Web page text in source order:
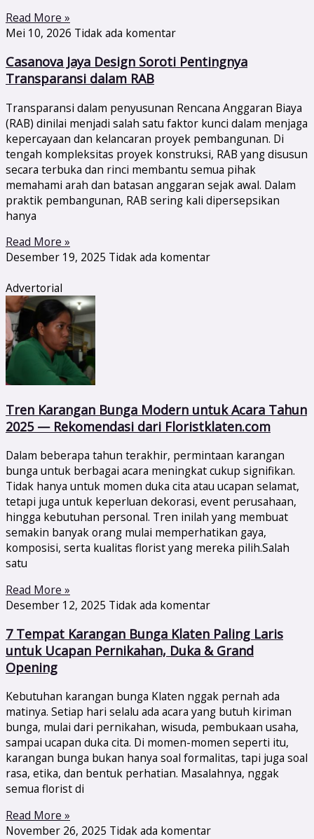
Read More »
Mei 10, 2026 Tidak ada komentar
Casanova Jaya Design Soroti Pentingnya
Transparansi dalam RAB
Transparansi dalam penyusunan Rencana Anggaran Biaya
(RAB) dinilai menjadi salah satu faktor kunci dalam menjaga
kepercayaan dan kelancaran proyek pembangunan. Di
tengah kompleksitas proyek konstruksi, RAB yang disusun
secara terbuka dan rinci membantu semua pihak
memahami arah dan batasan anggaran sejak awal. Dalam
praktik pembangunan, RAB sering kali dipersepsikan
hanya
Read More »
Desember 19, 2025 Tidak ada komentar
Advertorial
Tren Karangan Bunga Modern untuk Acara Tahun
2025 — Rekomendasi dari Floristklaten.com
Dalam beberapa tahun terakhir, permintaan karangan
bunga untuk berbagai acara meningkat cukup signifikan.
Tidak hanya untuk momen duka cita atau ucapan selamat,
tetapi juga untuk keperluan dekorasi, event perusahaan,
hingga kebutuhan personal. Tren inilah yang membuat
semakin banyak orang mulai memperhatikan gaya,
komposisi, serta kualitas florist yang mereka pilih.Salah
satu
Read More »
Desember 12, 2025 Tidak ada komentar
7 Tempat Karangan Bunga Klaten Paling Laris
untuk Ucapan Pernikahan, Duka & Grand
Opening
Kebutuhan karangan bunga Klaten nggak pernah ada
matinya. Setiap hari selalu ada acara yang butuh kiriman
bunga, mulai dari pernikahan, wisuda, pembukaan usaha,
sampai ucapan duka cita. Di momen-momen seperti itu,
karangan bunga bukan hanya soal formalitas, tapi juga soal
rasa, etika, dan bentuk perhatian. Masalahnya, nggak
semua florist di
Read More »
November 26, 2025 Tidak ada komentar